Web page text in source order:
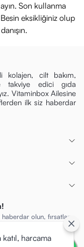
Son kullanma
eksikliğiniz olup
kolajen, cilt bakım,
takviye edici gıda
Vitaminbox Ailesine
ilk siz haberdar
olun, fırsatları
katıl, harcama